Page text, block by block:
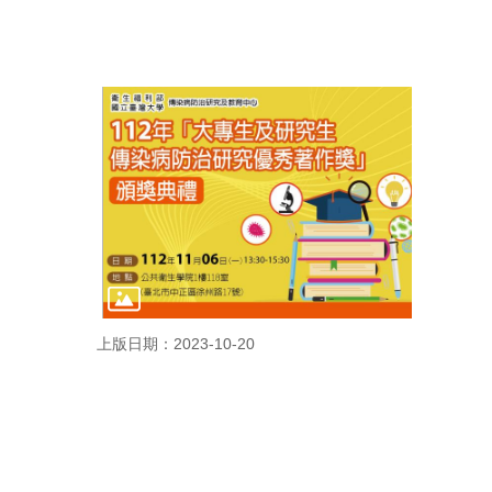
上版日期：2023-10-20